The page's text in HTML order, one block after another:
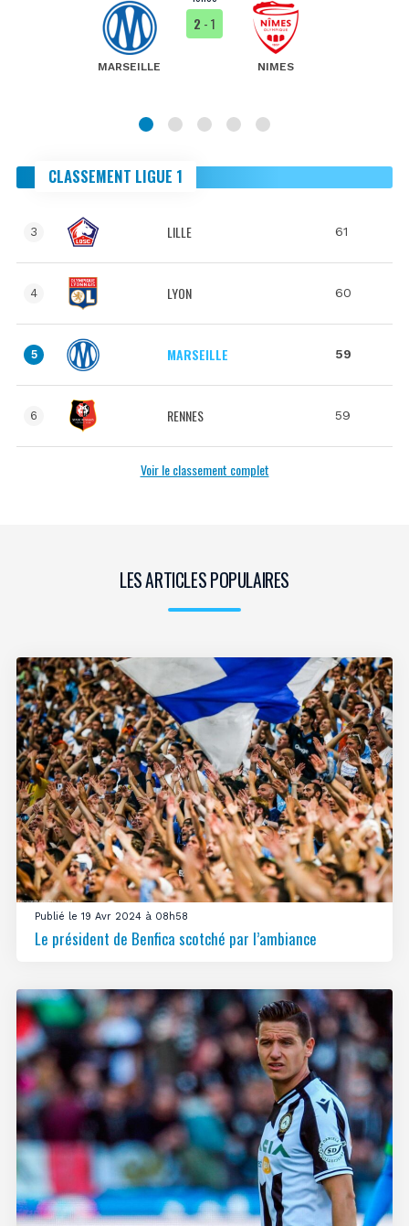
MARSEILLE
2 - 1
NIMES
CLASSEMENT LIGUE 1
3 LILLE 61
4 LYON 60
5 MARSEILLE 59
6 RENNES 59
Voir le classement complet
LES ARTICLES POPULAIRES
Publié le 19 Avr 2024 à 08h58
Le président de Benfica scotché par l’ambiance